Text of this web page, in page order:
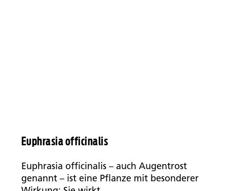
Euphrasia officinalis
Euphrasia officinalis – auch Augentrost
genannt – ist eine Pflanze mit besonderer